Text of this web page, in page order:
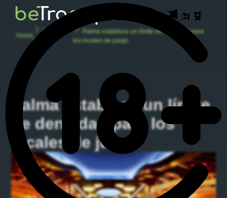
Home
Últimas
Noticias
Palma establece un límite de densidad para
los locales de juego
Palma establece un límite
de densidad para los
locales de juego